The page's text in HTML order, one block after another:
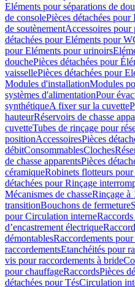
Eléments pour séparations de
de consolePièces détachées
de soutènementAccessoires pour
détachées pour Eléments pour
pour Eléments pour urinoirs
douchePièces détachées pour
vaissellePièces détachées pour
Modules d'installationModules
systèmes d'alimentationPour
synthétiqueA fixer sur la cuvette
hauteurRéservoirs de chasse
cuvetteTubes de rinçage pour
positionAccessoiresPièces
débitConsommablesCloches
de chasse apparentsPièces
céramiqueRobinets flotteurs pour
détachées pour Rinçage
Mécanismes de chasseRinçage à
transitionBouchons de fermeture
pour Circulation interne
d’encastrement électrique
démontablesRaccordements
raccordementsEtanchéités pour
vis pour raccordements à bride
pour chauffageRaccordsPièces
détachées pour TésCirculation